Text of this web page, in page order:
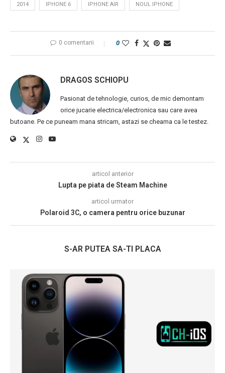
2014 IPHONE 6 IPHONE AIR NOUL IPHONE
0 comentarii 0
DRAGOS SCHIOPU
Pasionat de tehnologie, curios, de mic demontam
orice jucarie electrica/electronica sau care avea
butoane. Pe ce puneam mana stricam, astazi se cheama ca le testez.
articol anterior
Lupta pe piata de Steam Machine
articol urmator
Polaroid 3C, o camera pentru orice buzunar
S-AR PUTEA SA-TI PLACA